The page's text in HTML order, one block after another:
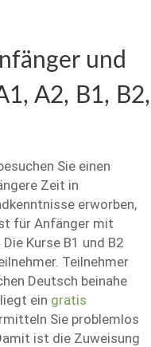
und
A2, B1, B2,
Sie einen
Zeit in
erworben,
für Anfänger mit
Kurse B1 und B2
Teilnehmer
Deutsch beinahe
ein gratis
Sie problemlos
ist die Zuweisung